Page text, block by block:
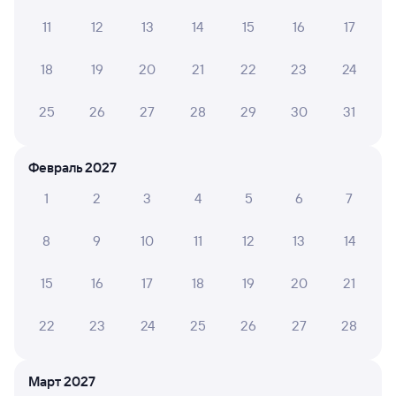
Онлайн-покупка за 4 минуты
АЛЁНА П.
вентиляция работает, супер
10
20 июля 2026 • Поезд 126Э
Чисто,кондиционер работал. Отношение персонала
11 12 13 14 15 16 17
18 19 20 21 22 23 24
25 26 27 28 29 30 31
Февраль 2027
1
2 3 4 5 6 7
8 9 10 11 12 13 14
15 16 17 18 19 20 21
22 23 24 25 26 27 28
Март 2027